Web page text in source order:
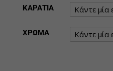
ΚΑΡΑΤΙΑ
ΧΡΩΜΑ